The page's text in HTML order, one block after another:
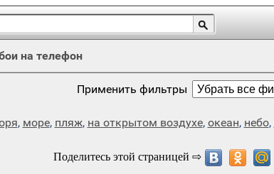
на телефон
Применить фильтры
, море, пляж, на открытом воздухе, океан, небо,